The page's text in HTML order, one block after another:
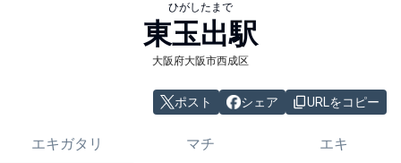
ひがしたまで
東玉出駅
大阪府大阪市西成区
ポスト シェア URLをコピー
エキガタリ マチ エキ